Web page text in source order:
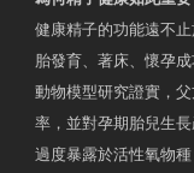
健康精子的功能遠不
胎發育、著床、懷孕
動物模型研究證實，
率，並對孕期胎兒生
過度暴露於活性氧物